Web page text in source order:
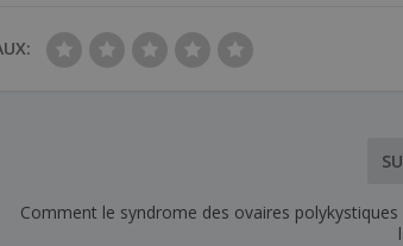
Comment le syndrome des ovaires